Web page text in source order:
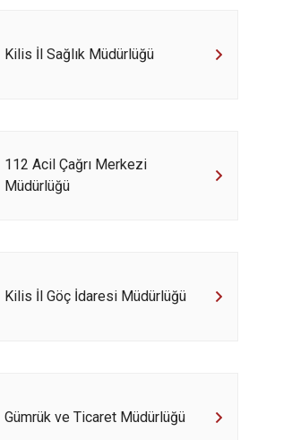
Kilis İl Sağlık Müdürlüğü
112 Acil Çağrı Merkezi
Müdürlüğü
Kilis İl Göç İdaresi Müdürlüğü
Gümrük ve Ticaret Müdürlüğü